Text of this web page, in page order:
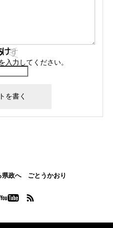
入力してください。
県政へ ごとうかおり